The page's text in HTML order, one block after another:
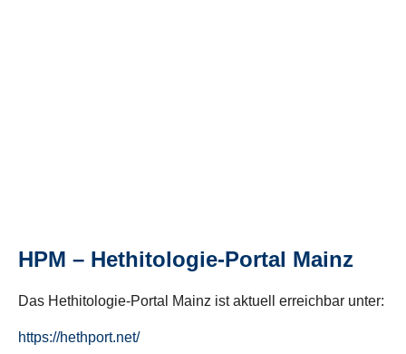
HPM – Hethitologie-Portal Mainz
Das Hethitologie-Portal Mainz ist aktuell erreichbar unter:
https://hethport.net/